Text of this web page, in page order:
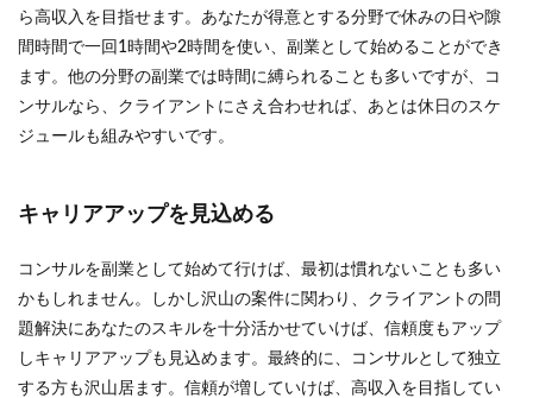
ら高収入を目指せます。あなたが得意とする分野で休みの日や隙
間時間で一回1時間や2時間を使い、副業として始めることができ
ます。他の分野の副業では時間に縛られることも多いですが、コ
ンサルなら、クライアントにさえ合わせれば、あとは休日のスケ
ジュールも組みやすいです。
キャリアアップを見込める
コンサルを副業として始めて行けば、最初は慣れないことも多い
かもしれません。しかし沢山の案件に関わり、クライアントの問
題解決にあなたのスキルを十分活かせていけば、信頼度もアップ
しキャリアアップも見込めます。最終的に、コンサルとして独立
する方も沢山居ます。信頼が増していけば、高収入を目指してい